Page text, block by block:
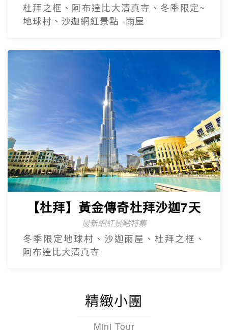
杜拜之框、阿布達比大清真寺、冬季限定~
地球村、沙迦網紅景點 -⾬屋
【杜拜】黃金傳奇杜拜沙迦7天
最新網紅景點特集
冬季限定地球村、沙迦⾬屋、杜拜之框、
阿布達比大清真寺
精緻小團
Mini Tour